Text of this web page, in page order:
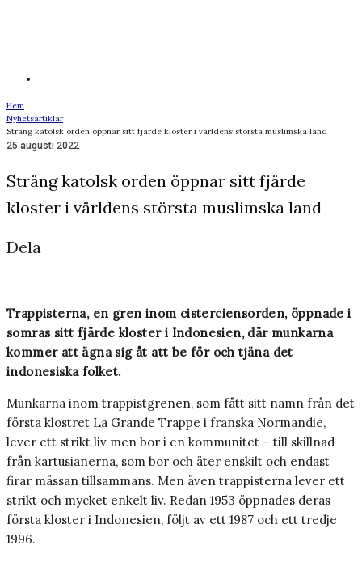
Hem
Nyhetsartiklar
Sträng katolsk orden öppnar sitt fjärde kloster i världens största muslimska land
25 augusti 2022
Sträng katolsk orden öppnar sitt fjärde
kloster i världens största muslimska land
Dela
Trappisterna, en gren inom cisterciensorden, öppnade i
somras sitt fjärde kloster i Indonesien, där munkarna
kommer att ägna sig åt att be för och tjäna det
indonesiska folket.
Munkarna inom trappistgrenen, som fått sitt namn från det
första klostret La Grande Trappe i franska Normandie,
lever ett strikt liv men bor i en kommunitet – till skillnad
från kartusianerna, som bor och äter enskilt och endast
firar mässan tillsammans. Men även trappisterna lever ett
strikt och mycket enkelt liv. Redan 1953 öppnades deras
första kloster i Indonesien, följt av ett 1987 och ett tredje
1996.